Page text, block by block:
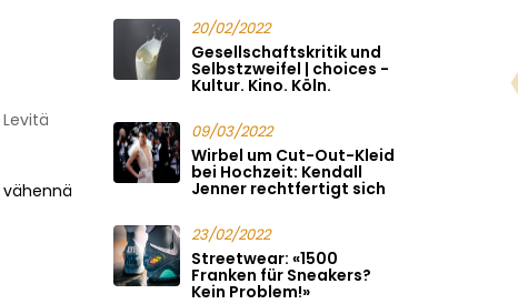
20/02/2022
Gesellschaftskritik und
Selbstzweifel | choices -
Kultur. Kino. Köln.
09/03/2022
Wirbel um Cut-Out-Kleid
bei Hochzeit: Kendall
Jenner rechtfertigt sich
23/02/2022
Streetwear: «1500
Franken für Sneakers?
Kein Problem!»